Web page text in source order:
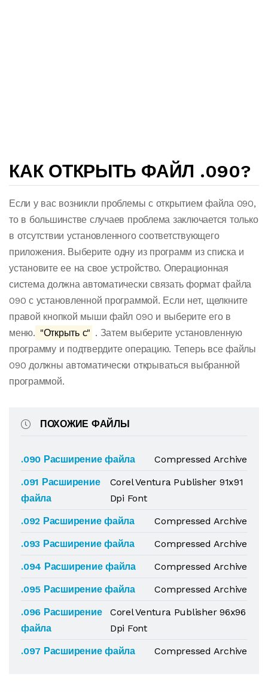
КАК ОТКРЫТЬ ФАЙЛ .090?
Если у вас возникли проблемы с открытием файла 090,
то в большинстве случаев проблема заключается только
в отсутствии установленного соответствующего
приложения. Выберите одну из программ из списка и
установите ее на свое устройство. Операционная
система должна автоматически связать формат файла
090 с установленной программой. Если нет, щелкните
правой кнопкой мыши файл 090 и выберите его в
меню. "Открыть с" . Затем выберите установленную
программу и подтвердите операцию. Теперь все файлы
090 должны автоматически открываться выбранной
программой.
ПОХОЖИЕ ФАЙЛЫ
.090 Расширение файла
Compressed Archive
.091 Расширение
файла
Corel Ventura Publisher 91x91
Dpi Font
.092 Расширение файла
Compressed Archive
.093 Расширение файла
Compressed Archive
.094 Расширение файла
Compressed Archive
.095 Расширение файла
Compressed Archive
.096 Расширение
файла
Corel Ventura Publisher 96x96
Dpi Font
.097 Расширение файла
Compressed Archive